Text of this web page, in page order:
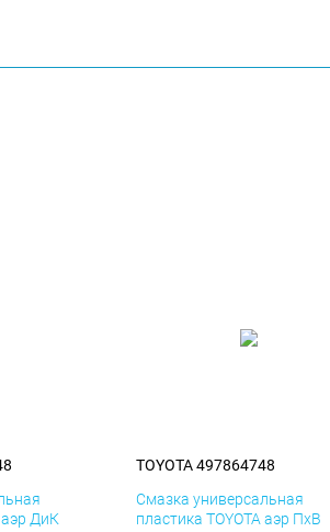
аэр ДиК
TOYOTA 497864748
Смазка универсальная
пластика TOYOTA аэр ПхВ